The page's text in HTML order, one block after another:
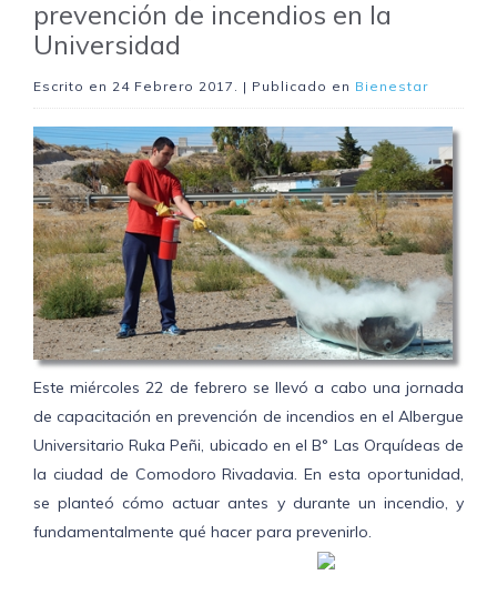
prevención de incendios en la
Universidad
Escrito en 24 Febrero 2017 . | Publicado en Bienestar
Este miércoles 22 de febrero se llevó a cabo una jornada
de capacitación en prevención de incendios en el Albergue
Universitario Ruka Peñi, ubicado en el B° Las Orquídeas de
la ciudad de Comodoro Rivadavia. En esta oportunidad,
se planteó cómo actuar antes y durante un incendio, y
fundamentalmente qué hacer para prevenirlo.